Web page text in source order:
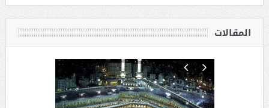
المقالات